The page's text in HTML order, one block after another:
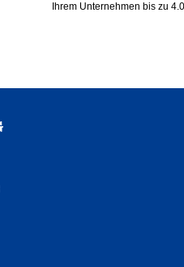
Ihrem Unternehmen bis zu